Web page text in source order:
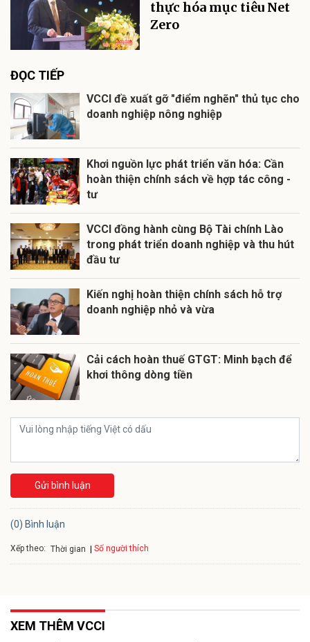
thực hóa mục tiêu Net
Zero
ĐỌC TIẾP
VCCI đề xuất gỡ "điểm nghẽn" thủ tục cho
doanh nghiệp nông nghiệp
Khơi nguồn lực phát triển văn hóa: Cần
hoàn thiện chính sách về hợp tác công -
tư
VCCI đồng hành cùng Bộ Tài chính Lào
trong phát triển doanh nghiệp và thu hút
đầu tư
Kiến nghị hoàn thiện chính sách hỗ trợ
doanh nghiệp nhỏ và vừa
Cải cách hoàn thuế GTGT: Minh bạch để
khơi thông dòng tiền
Gửi bình luận
(0) Bình luận
Xếp theo: Thời gian Số người thích
XEM THÊM VCCI